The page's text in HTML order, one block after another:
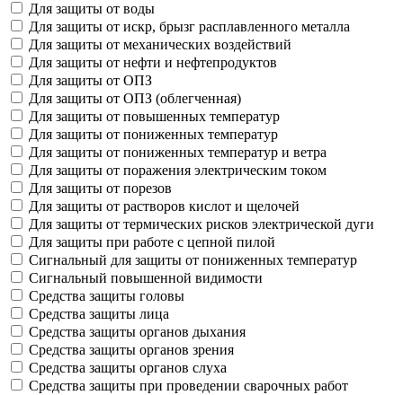
Для защиты от воды
Для защиты от искр, брызг расплавленного металла
Для защиты от механических воздействий
Для защиты от нефти и нефтепродуктов
Для защиты от ОПЗ
Для защиты от ОПЗ (облегченная)
Для защиты от повышенных температур
Для защиты от пониженных температур
Для защиты от пониженных температур и ветра
Для защиты от поражения электрическим током
Для защиты от порезов
Для защиты от растворов кислот и щелочей
Для защиты от термических рисков электрической дуги
Для защиты при работе с цепной пилой
Сигнальный для защиты от пониженных температур
Сигнальный повышенной видимости
Средства защиты головы
Средства защиты лица
Средства защиты органов дыхания
Средства защиты органов зрения
Средства защиты органов слуха
Средства защиты при проведении сварочных работ